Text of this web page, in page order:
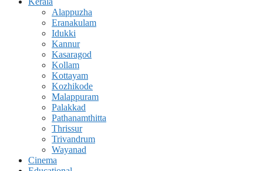
Alappuzha
Eranakulam
Idukki
Kannur
Kasaragod
Kollam
Kottayam
Kozhikode
Malappuram
Palakkad
Pathanamthitta
Thrissur
Trivandrum
Wayanad
Cinema